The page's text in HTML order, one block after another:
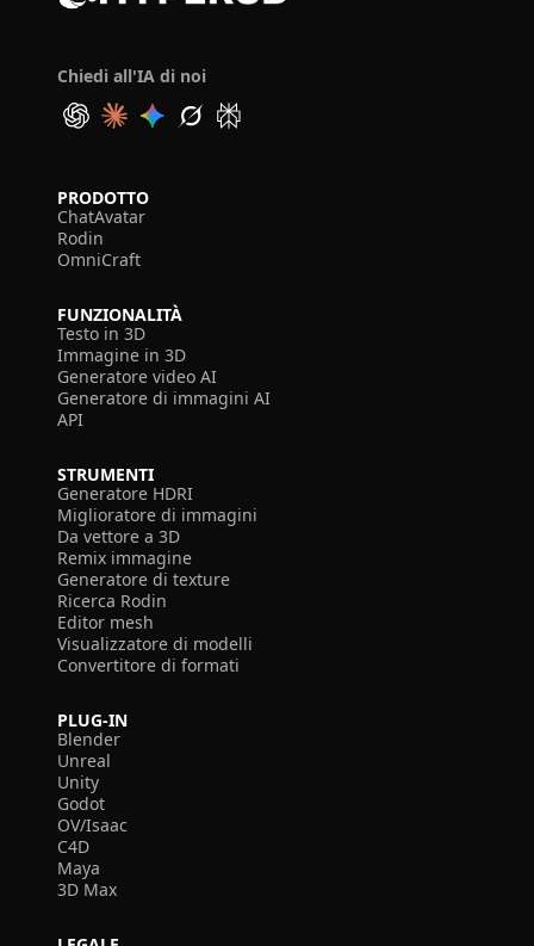
Chiedi all'IA di noi
PRODOTTO
ChatAvatar
Rodin
OmniCraft
FUNZIONALITÀ
Testo in 3D
Immagine in 3D
Generatore video AI
Generatore di immagini AI
API
STRUMENTI
Generatore HDRI
Miglioratore di immagini
Da vettore a 3D
Remix immagine
Generatore di texture
Ricerca Rodin
Editor mesh
Visualizzatore di modelli
Convertitore di formati
PLUG-IN
Blender
Unreal
Unity
Godot
OV/Isaac
C4D
Maya
3D Max